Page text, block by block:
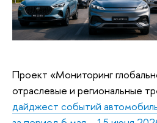
Проект «Мониторинг
отраслевые и региональные
дайджест событий